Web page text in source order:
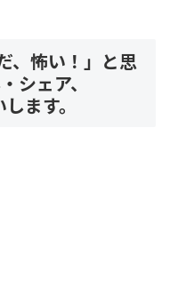
、怖い！」と思
シェア、
ます。